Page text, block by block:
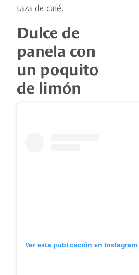
taza de café.
Dulce de
panela con
un poquito
de limón
Ver esta publicación en Instagram